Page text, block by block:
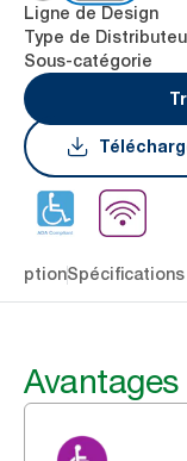
Ligne de Design
Type de
Sous-catégorie
Avantages